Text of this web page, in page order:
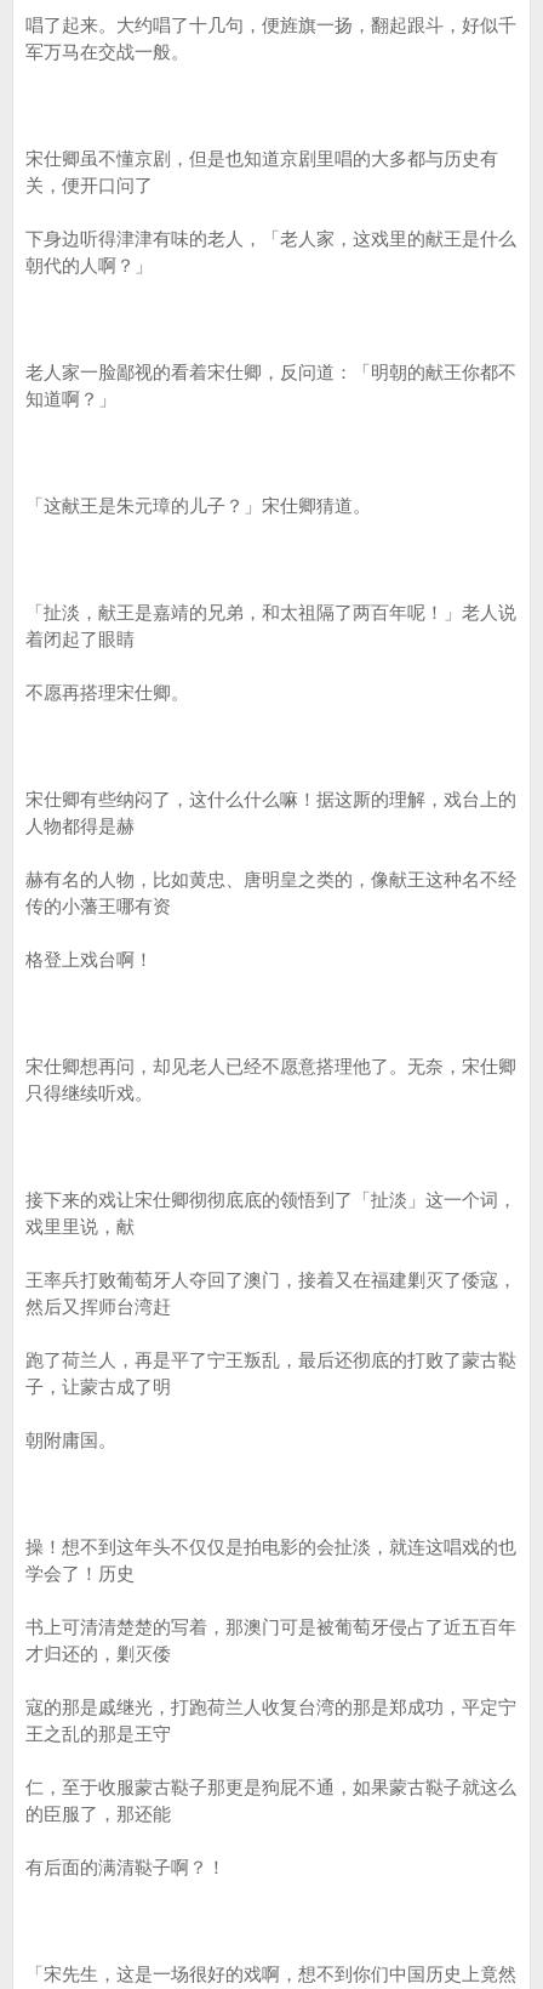
唱了起来。大约唱了十几句，便旌旗一扬，翻起跟斗，好似千
军万马在交战一般。
宋仕卿虽不懂京剧，但是也知道京剧里唱的大多都与历史有
关，便开口问了
下身边听得津津有味的老人，「老人家，这戏里的献王是什么
朝代的人啊？」
老人家一脸鄙视的看着宋仕卿，反问道：「明朝的献王你都不
知道啊？」
「这献王是朱元璋的儿子？」宋仕卿猜道。
「扯淡，献王是嘉靖的兄弟，和太祖隔了两百年呢！」老人说
着闭起了眼睛
不愿再搭理宋仕卿。
宋仕卿有些纳闷了，这什么什么嘛！据这厮的理解，戏台上的
人物都得是赫
赫有名的人物，比如黄忠、唐明皇之类的，像献王这种名不经
传的小藩王哪有资
格登上戏台啊！
宋仕卿想再问，却见老人已经不愿意搭理他了。无奈，宋仕卿
只得继续听戏。
接下来的戏让宋仕卿彻彻底底的领悟到了「扯淡」这一个词，
戏里里说，献
王率兵打败葡萄牙人夺回了澳门，接着又在福建剿灭了倭寇，
然后又挥师台湾赶
跑了荷兰人，再是平了宁王叛乱，最后还彻底的打败了蒙古鞑
子，让蒙古成了明
朝附庸国。
操！想不到这年头不仅仅是拍电影的会扯淡，就连这唱戏的也
学会了！历史
书上可清清楚楚的写着，那澳门可是被葡萄牙侵占了近五百年
才归还的，剿灭倭
寇的那是戚继光，打跑荷兰人收复台湾的那是郑成功，平定宁
王之乱的那是王守
仁，至于收服蒙古鞑子那更是狗屁不通，如果蒙古鞑子就这么
的臣服了，那还能
有后面的满清鞑子啊？！
「宋先生，这是一场很好的戏啊，想不到你们中国历史上竟然